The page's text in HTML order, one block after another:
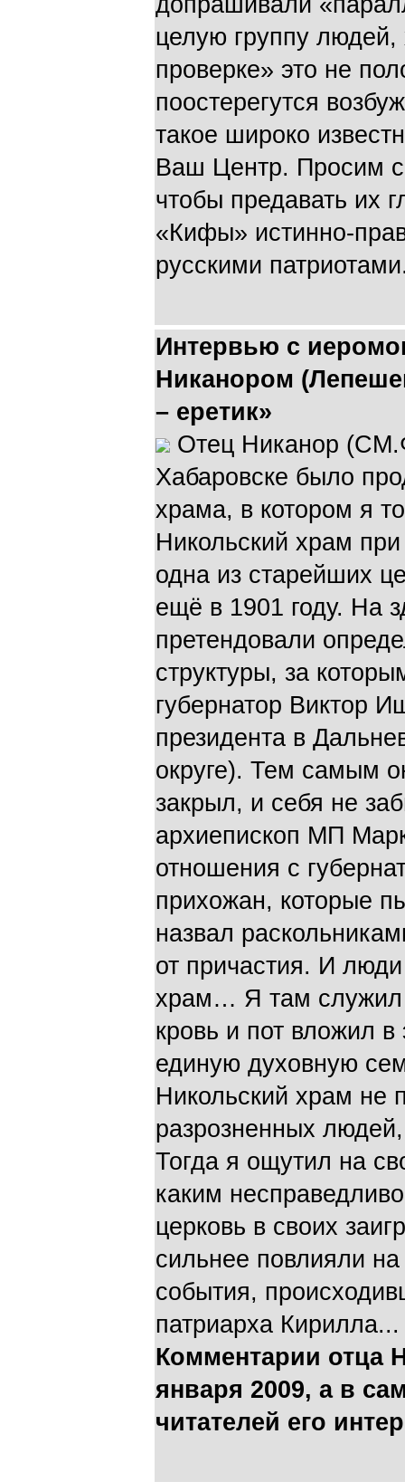
целую группу людей,
проверке» это не
поостерегутся
такое широко
Ваш Центр. Просим
чтобы предавать их
«Кифы» истинно-
русскими
Интервью с
Никанором
– еретик»
Отец Никанор
Хабаровске было
храма, в котором я
Никольский храм
одна из старейших
ещё в 1901 году. На
претендовали
структуры, за
губернатор Виктор
президента в
округе). Тем самым
закрыл, и себя не
архиепископ МП
отношения с
прихожан, которые
назвал
от причастия. И
храм… Я там служил
кровь и пот вложил
единую духовную
Никольский храм не
разрозненных
Тогда я ощутил на
каким
церковь в своих
сильнее повлияли
события,
патриарха
Комментарии отца
января 2009, а в
читателей его